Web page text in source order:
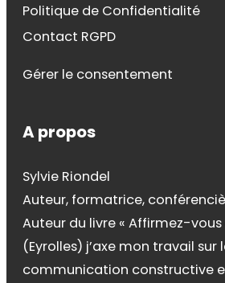
Politique de Confidentialité
Contact RGPD
Gérer le consentement
A propos
Sylvie Riondel
Auteur, formatrice,
Auteur du livre « Affirmez-vous
(Eyrolles) j’axe mon travail sur
communication constructive